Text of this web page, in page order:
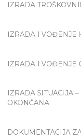
IZRADA
IZRADA I VOĐENJE
IZRADA I VOĐENJE
IZRADA SITUACIJA
OKONČANA
DOKUMENTACIJA